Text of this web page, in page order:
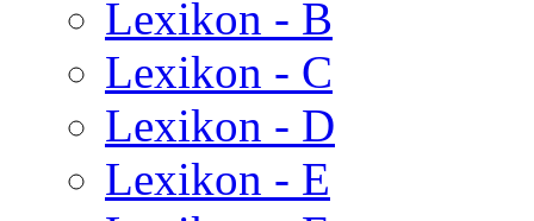
Lexikon - B
Lexikon - C
Lexikon - D
Lexikon - E